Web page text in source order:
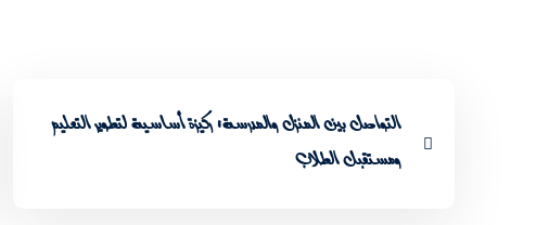
التواصل بين المنزل والمدرسة: ركيزة أساسية لتطوير التعليم
ومستقبل الطلاب